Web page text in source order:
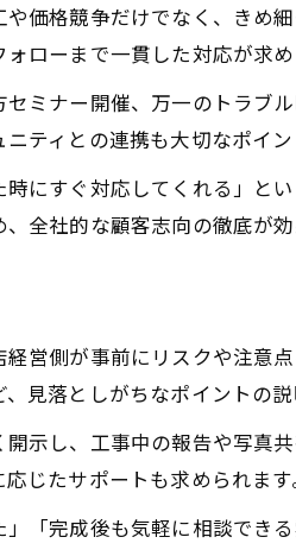
満足度を高める家づ
顧客目線で考
アフターサービ
選んで良かった
価格競争だけでなく、きめ
ローまで一貫した対応が求め
ミナー開催、万一のトラブ
ティとの連携も大切なポイン
にすぐ対応してくれる」と
全社的な顧客志向の徹底が効
営側が事前にリスクや注意
見落としがちなポイントの説
示し、工事中の報告や写真
じたサポートも求められます
「完成後も気軽に相談でき